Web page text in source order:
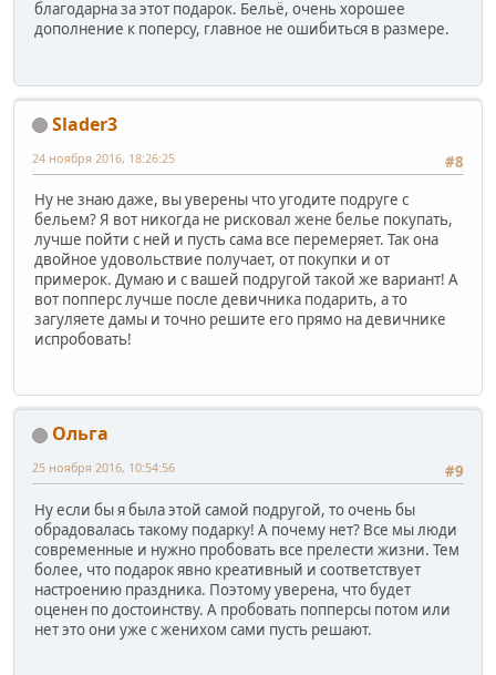
благодарна за этот подарок. Бельё, очень хорошее
дополнение к поперсу, главное не ошибиться в размере.
Slader3
#8
24 ноября 2016, 18:26:25
Ну не знаю даже, вы уверены что угодите подруге с
бельем? Я вот никогда не рисковал жене белье покупать,
лучше пойти с ней и пусть сама все перемеряет. Так она
двойное удовольствие получает, от покупки и от
примерок. Думаю и с вашей подругой такой же вариант! А
вот попперс лучше после девичника подарить, а то
загуляете дамы и точно решите его прямо на девичнике
испробовать!
Ольга
#9
25 ноября 2016, 10:54:56
Ну если бы я была этой самой подругой, то очень бы
обрадовалась такому подарку! А почему нет? Все мы люди
современные и нужно пробовать все прелести жизни. Тем
более, что подарок явно креативный и соответствует
настроению праздника. Поэтому уверена, что будет
оценен по достоинству. А пробовать попперсы потом или
нет это они уже с женихом сами пусть решают.